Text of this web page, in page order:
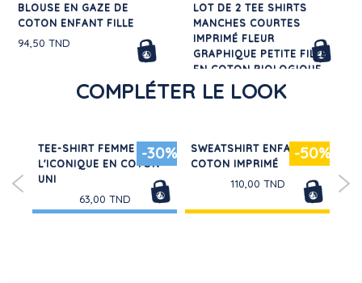
BLOUSE EN GAZE DE
COTON ENFANT FILLE
94,50 TND
LOT DE 2 TEE SHIRTS
MANCHES COURTES
IMPRIMÉ FLEUR
GRAPHIQUE PETITE FILLE
EN COTON BIOLOGIQUE
65,00 TND
COMPLÉTER LE LOOK
-30%
TEE-SHIRT FEMME
L'ICONIQUE EN COTON
UNI
63,00 TND
-50%
SWEATSHIRT ENFANT EN
COTON IMPRIMÉ
110,00 TND